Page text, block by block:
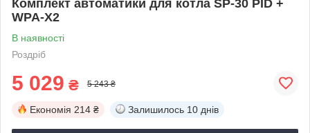
Комплект автоматики для котла SP-30 PID +
WPA-X2
В наявності
Роздріб
5 029 ₴ 5 243 ₴
Економія 214 ₴ Залишилось 10 днів